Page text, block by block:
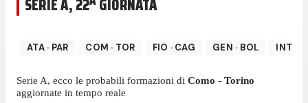
SERIE A,22 GIORNATA
ATA· PAR COM · TOR FIO · CAG GEN · BOL INT
Serie A, ecco le probabili formazioni di Como - Torino
aggiornate in tempo reale